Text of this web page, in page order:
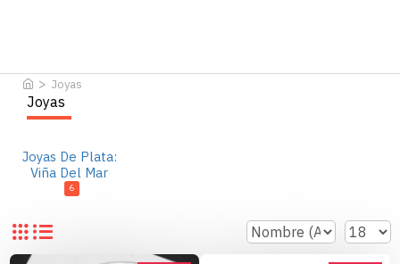
Joyas
Joyas
Joyas De Plata:
Viña Del Mar
6